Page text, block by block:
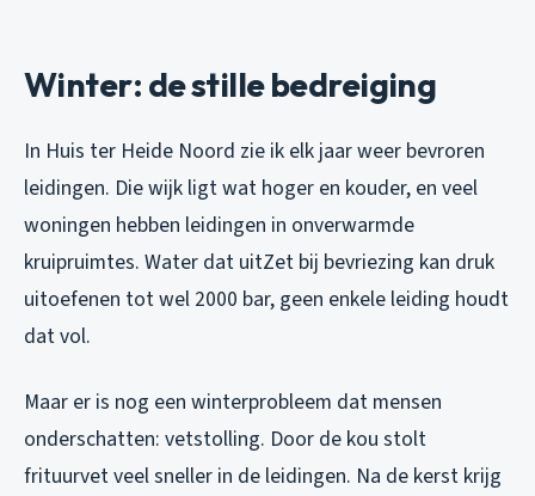
Winter: de stille bedreiging
In Huis ter Heide Noord zie ik elk jaar weer bevroren
leidingen. Die wijk ligt wat hoger en kouder, en veel
woningen hebben leidingen in onverwarmde
kruipruimtes. Water dat uitZet bij bevriezing kan druk
uitoefenen tot wel 2000 bar, geen enkele leiding houdt
dat vol.
Maar er is nog een winterprobleem dat mensen
onderschatten: vetstolling. Door de kou stolt
frituurvet veel sneller in de leidingen. Na de kerst krijg